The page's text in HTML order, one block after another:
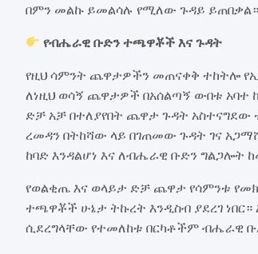
በምን መልኩ ይመልሳሉ የሚለው ጉዳይ ይጠበቃል።
የብሔራዊ ቡድን ተጫዋቾች እና ጉዳት
የዚህ ሳምንት ጨዋታዎችን መጠናቀቅ ተከትሎ
ለነዚህ ወሳኝ ጨዋታዎች በአሰልጣኝ ውበቱ
ድቻ አቻ በተለያየበት ጨዋታ ጉዳት አስተናግደው
ረመዳን በትከሻው ላይ በገጠመው ጉዳት ገና
ከባድ እንዳልሆነ እና ለብሔራዊ ቡድን
የወልቂጤ እና ወላይታ ድቻ ጨዋታ የሳምንቱ
ተጫዋቾች ሁኔታ ትኩረት እንዲስብ ያደረገ
ሲደረግላቸው የተመለከቱ በርካቶችም ብሔራዊ